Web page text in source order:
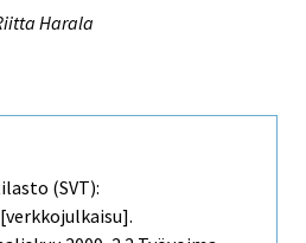
Harala
(SVT):